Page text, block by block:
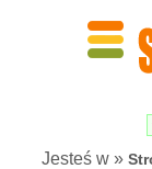
Jesteś w »